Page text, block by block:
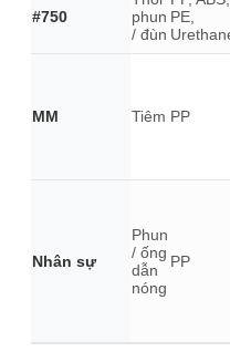
#750
phun
/ đùn
PE,
MM Tiêm PP
Nhân sự
Phun
/ ống
dẫn
nóng
PP